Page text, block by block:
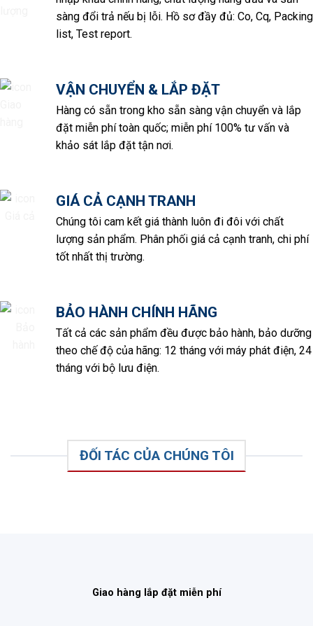
sàng đổi trả nếu bị lỗi. Hồ sơ đầy đủ: Co, Cq, Packing
list, Test report.
VẬN CHUYỂN & LẮP ĐẶT
Hàng có sẵn trong kho sẵn sàng vận chuyển và lắp
đặt miễn phí toàn quốc; miễn phí 100% tư vấn và
khảo sát lắp đặt tận nơi.
GIÁ CẢ CẠNH TRANH
Chúng tôi cam kết giá thành luôn đi đôi với chất
lượng sản phẩm. Phân phối giá cả cạnh tranh, chi phí
tốt nhất thị trường.
BẢO HÀNH CHÍNH HÃNG
Tất cả các sản phẩm đều được bảo hành, bảo dưỡng
theo chế độ của hãng: 12 tháng với máy phát điện, 24
tháng với bộ lưu điện.
ĐỐI TÁC CỦA CHÚNG TÔI
Giao hàng lắp đặt miễn phí